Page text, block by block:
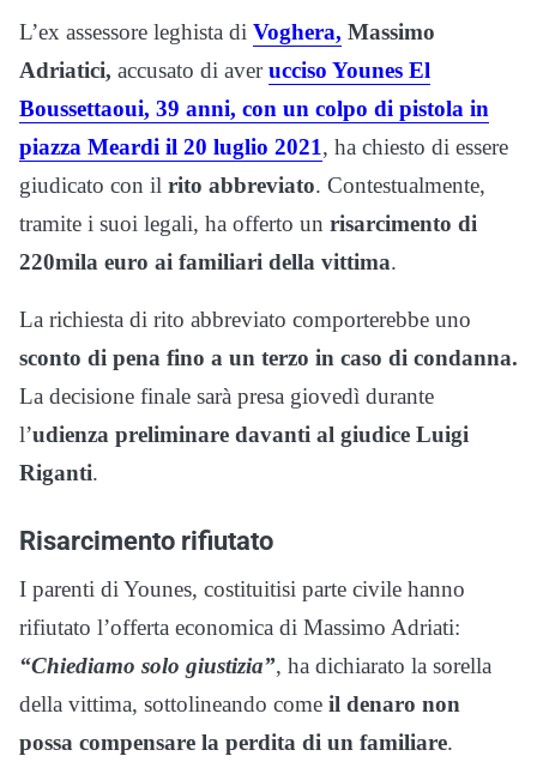
L’ex assessore leghista di Voghera, Massimo
Adriatici, accusato di averucciso Younes El
Boussettaoui, 39 anni, con un colpo di pistola in
piazza Meardi il 20 luglio 2021, ha chiesto di essere
giudicato con il rito abbreviato. Contestualmente,
tramite i suoi legali, ha offerto un risarcimento di
220mila euro ai familiari della vittima.
La richiesta di rito abbreviato comporterebbe uno
sconto di pena fino a un terzo in caso di condanna.
La decisione finale sarà presa giovedì durante
l’udienza preliminare davanti al giudice Luigi
Riganti.
Risarcimento rifiutato
I parenti di Younes, costituitisi parte civile hanno
rifiutato l’offerta economica di Massimo Adriati:
“Chiediamo solo giustizia”, ha dichiarato la sorella
della vittima, sottolineando come il denaro non
possa compensare la perdita di un familiare.